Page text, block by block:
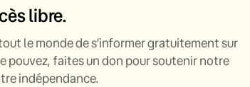
libre.
le monde de s’informer gratuitement sur
pouvez, faites un don pour soutenir notre
indépendance.